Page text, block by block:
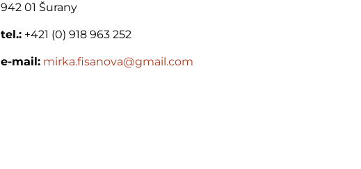
942 01 Šurany
tel.: +421 (0) 918 963 252
e-mail: mirka.fisanova@gmail.com